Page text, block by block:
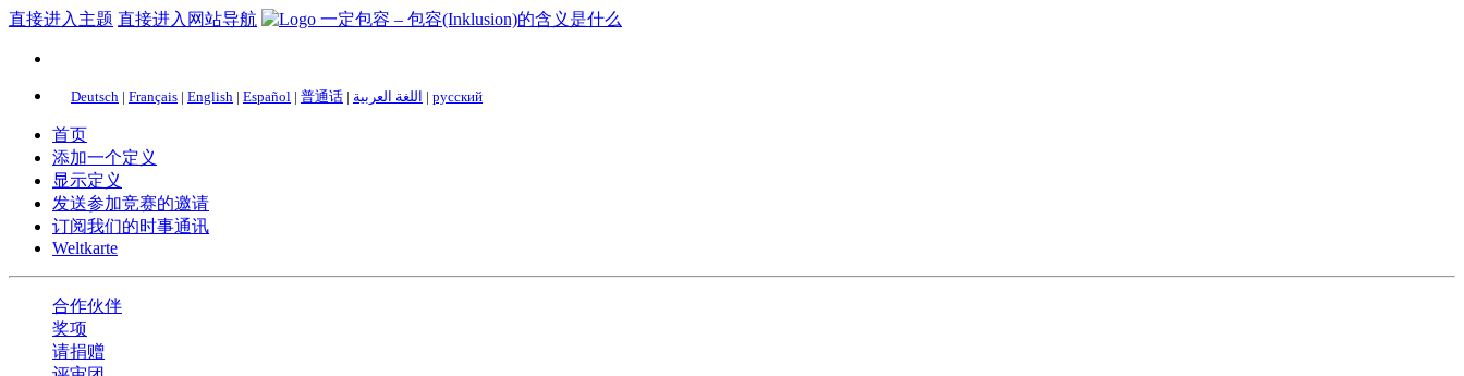
直接进入主题 直接进入网站导航
Deutsch | Français | English | Español | 普通话 | اللغة العربية | русский
首页
添加一个定义
显示定义
发送参加竞赛的邀请
订阅我们的时事通讯
Weltkarte
合作伙伴
奖项
请捐赠